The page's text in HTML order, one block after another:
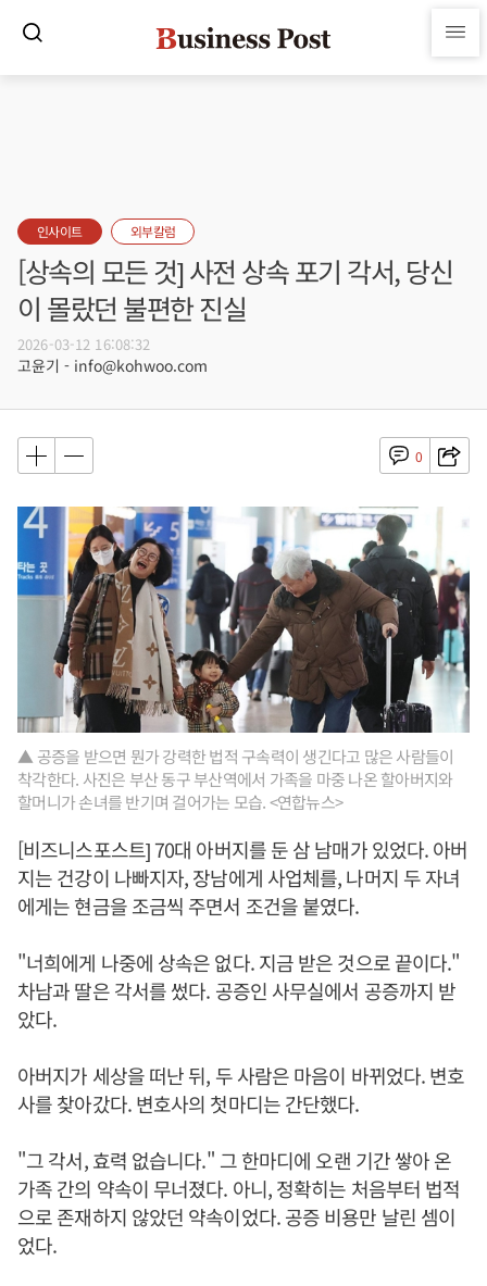
인사이트 외부칼럼
[상속의 모든 것] 사전 상속 포기 각서, 당신
이 몰랐던 불편한 진실
2026-03-12 16:08:32
고윤기 - info@kohwoo.com
0
▲ 공증을 받으면 뭔가 강력한 법적 구속력이 생긴다고 많은 사람들이
착각한다. 사진은 부산 동구 부산역에서 가족을 마중 나온 할아버지와
할머니가 손녀를 반기며 걸어가는 모습. <연합뉴스>
[비즈니스포스트] 70대 아버지를 둔 삼 남매가 있었다. 아버
지는 건강이 나빠지자, 장남에게 사업체를, 나머지 두 자녀
에게는 현금을 조금씩 주면서 조건을 붙였다.
"너희에게 나중에 상속은 없다. 지금 받은 것으로 끝이다."
차남과 딸은 각서를 썼다. 공증인 사무실에서 공증까지 받
았다.
아버지가 세상을 떠난 뒤, 두 사람은 마음이 바뀌었다. 변호
사를 찾아갔다. 변호사의 첫마디는 간단했다.
"그 각서, 효력 없습니다." 그 한마디에 오랜 기간 쌓아 온
가족 간의 약속이 무너졌다. 아니, 정확히는 처음부터 법적
으로 존재하지 않았던 약속이었다. 공증 비용만 날린 셈이
었다.